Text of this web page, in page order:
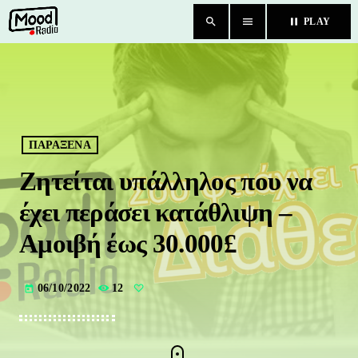
search menu pause PLAY
close
BLOG
TEAM
CHAT
ΚΑΤΗΓΟΡΙΕΣ
ΠΑΡΑΞΕΝΑ
Ζητείται υπάλληλος που να
έχει περάσει κατάθλιψη –
Αμοιβή έως 30.000£
today 06/10/2022 12